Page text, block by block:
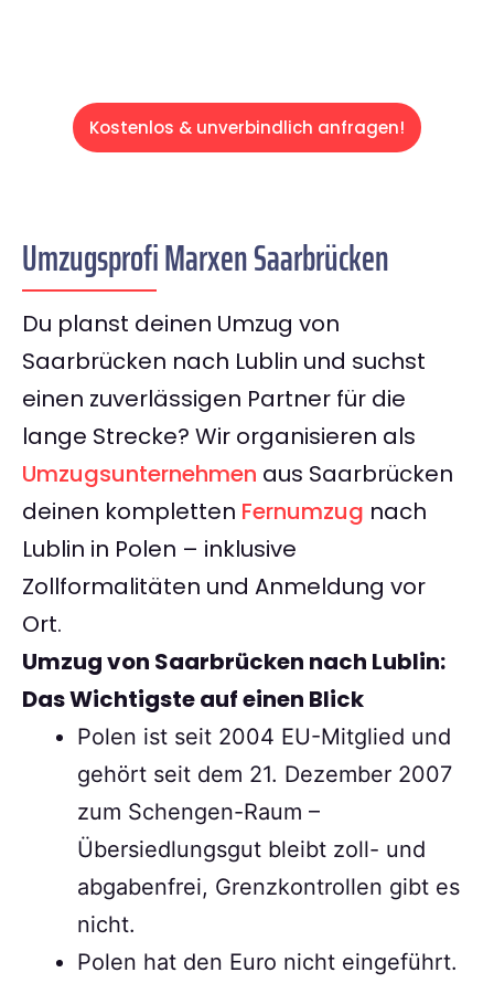
Kostenlos & unverbindlich anfragen!
Umzugsprofi Marxen Saarbrücken
Du planst deinen Umzug von
Saarbrücken nach Lublin und suchst
einen zuverlässigen Partner für die
lange Strecke? Wir organisieren als
Umzugsunternehmen aus Saarbrücken
deinen kompletten Fernumzug nach
Lublin in Polen – inklusive
Zollformalitäten und Anmeldung vor
Ort.
Umzug von Saarbrücken nach Lublin:
Das Wichtigste auf einen Blick
Polen ist seit 2004 EU-Mitglied und
gehört seit dem 21. Dezember 2007
zum Schengen-Raum –
Übersiedlungsgut bleibt zoll- und
abgabenfrei, Grenzkontrollen gibt es
nicht.
Polen hat den Euro nicht eingeführt.